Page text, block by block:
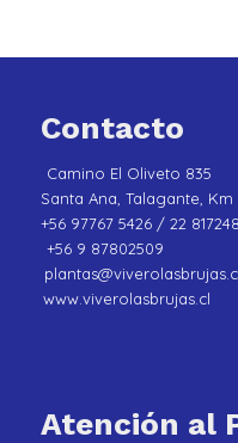
Contacto
Camino El Oliveto 835
Santa Ana, Talagante, Km
+56 97767 5426 / 22
+56 9 87802509
www.viverolasbrujas.cl
Atención al